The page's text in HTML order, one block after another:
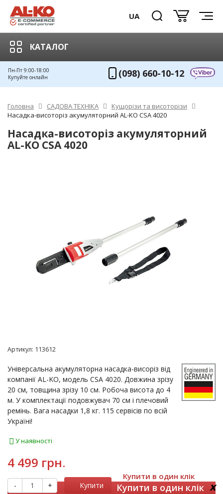
UA
КАТАЛОГ
Пн-Пт 9:00-18:00
Купуйте онлайн
(098) 660-10-12
Головна САДОВА ТЕХНІКА
Кущорізи та висоторізи
Насадка-висоторіз акумуляторний AL-KO CSA 4020
Насадка-висоторіз акумуляторний
AL-KO CSA 4020
Артикул: 113612
Універсальна акумуляторна насадка-висоріз від
компанії AL-KO, модель CSA 4020. Довжина зрізу
20 см, товщина зрізу 10 см. Робоча висота до 4
м. У комплектації подовжувач 70 см і плечовий
ремінь. Вага насадки 1,8 кг. 115 сервісів по всій
Україні!
У наявності
4 499 грн.
- + Купити
Купити в один клік
Купити в один клік x